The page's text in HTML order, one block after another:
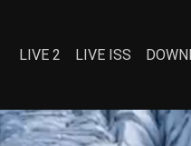
LIVE 2 LIVE ISS